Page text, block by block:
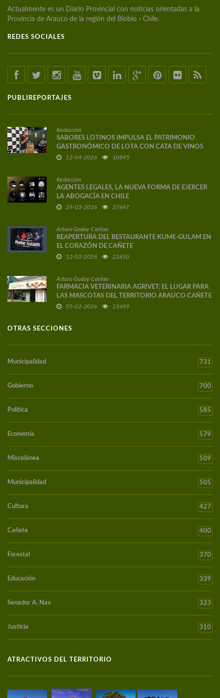
Actualmente es un Diario Provincial con noticias orientadas a la
Provincia de Arauco de la región del Biobío - Chile.
REDES SOCIALES
PUBLIREPORTAJES
Redacción
SABORES LOTINOS IMPULSA EL PATRIMONIO
GASTRONÓMICO DE LOTA CON CATA DE VINOS
DE AUTOR
12-04-2026 10895
Redacción
AGENTES LEGALES, LA NUEVA FORMA DE EJERCER
LA ABOGACÍA EN CHILE
29-03-2026 27647
Arturo Godoy Carilao
REAPERTURA DEL RESTAURANTE KUME-GULAM EN
EL CORAZÓN DE CAÑETE
12-02-2026 23610
Arturo Godoy Carilao
FARMACIA VETERINARIA AGRIVET: EL LUGAR PARA
LAS MASCOTAS DEL TERRITORIO ARAUCO CAÑETE
05-02-2026 23499
OTRAS SECCIONES
Municipalidad 731
Gobierno 700
Política 585
Economía 579
Miscelánea 509
Municipalidad 505
Cultura 427
Cañete 400
Forestal 370
Educación 339
Senador A. Nav 323
Justicia 310
ATRACTIVOS DEL TERRITORIO